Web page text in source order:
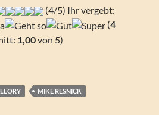
(4/5) Ihr vergebt:
(4
1,00von 5)
MIKE RESNICK